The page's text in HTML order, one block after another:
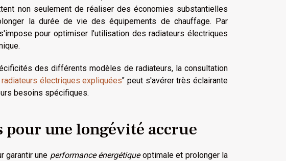
non seulement de réaliser des économies substantielles
la durée de vie des équipements de chauffage. Par
pour optimiser l'utilisation des radiateurs électriques
des différents modèles de radiateurs, la consultation
électriques expliquées" peut s'avérer très éclairante
besoins spécifiques.
une longévité accrue
garantir une performance énergétiqueoptimale et prolonger la